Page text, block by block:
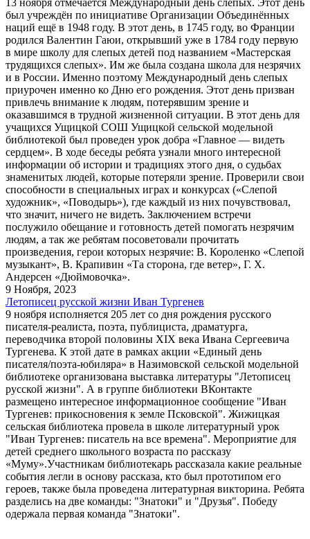
был учреждён по инициативе Организации Объединённых
наций ещё в 1948 году. В этот день, в 1745 году, во Франции
родился Валентин Гаюи, открывший уже в 1784 году первую
в мире школу для слепых детей под названием «Мастерская
трудящихся слепых». Им же была создана школа для незрячих
и в России. Именно поэтому Международный день слепых
приурочен именно ко Дню его рождения. Этот день призван
привлечь внимание к людям, потерявшим зрение и
оказавшимся в трудной жизненной ситуации. В этот день для
учащихся Ущицкой СОШ Ущицкой сельской модельной
библиотекой был проведен урок добра «Главное — видеть
сердцем». В ходе беседы ребята узнали много интересной
информации об истории и традициях этого дня, о судьбах
знаменитых людей, которые потеряли зрение. Проверили свои
способности в специальных играх и конкурсах («Слепой
художник», «Поводырь»), где каждый из них почувствовал,
что значит, ничего не видеть. Заключением встречи
послужило обещание и готовность детей помогать незрячим
людям, а так же ребятам посоветовали прочитать
произведения, герои которых незрячие: В. Короленко «Слепой
музыкант», В. Крапивин «Та сторона, где ветер», Г. Х.
Андерсен «Дюймовочка».
9 Ноября, 2023
Летописец русской жизни Иван Тургенев
9 ноября исполняется 205 лет со дня рождения русского
писателя-реалиста, поэта, публициста, драматурга,
переводчика второй половины XIX века Ивана Сергеевича
Тургенева. К этой дате в рамках акции «Единый день
писателя/поэта-юбиляра» в Назимовской сельской модельной
библиотеке организована выставка литературы "Летописец
русской жизни". А в группе библиотеки ВКонтакте
размещено интересное информационное сообщение "Иван
Тургенев: прикосновения к земле Псковской". Жижицкая
сельская библиотека провела в школе литературный урок
"Иван Тургенев: писатель на все времена". Мероприятие для
детей среднего школьного возраста по рассказу
«Муму».Участникам библиотекарь рассказала какие реальные
события легли в основу рассказа, кто был прототипом его
героев, также была проведена литературная викторина. Ребята
разделись на две команды: "Знатоки" и "Друзья". Победу
одержала первая команда "Знатоки".